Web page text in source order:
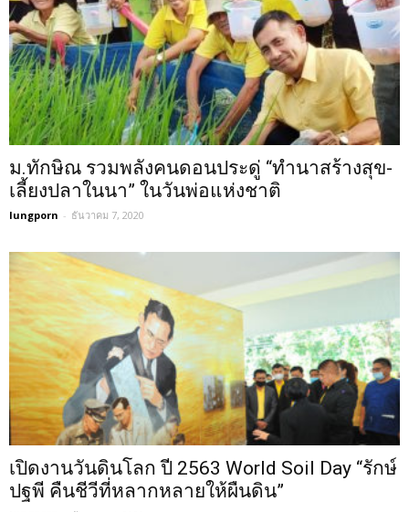
ม.ทักษิณ รวมพลังคนดอนประดู่ “ทำนาสร้างสุข-
เลี้ยงปลาในนา” ในวันพ่อแห่งชาติ
lungporn - ธันวาคม 7, 2020
เปิดงานวันดินโลก ปี 2563 World Soil Day “รักษ์
ปฐพี คืนชีวีที่หลากหลายให้ผืนดิน”